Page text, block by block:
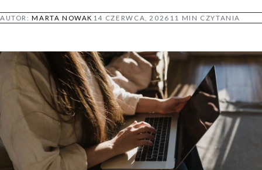
AUTOR:MARTA NOWAK 14 CZERWCA, 2026 11 MIN CZYTANIA